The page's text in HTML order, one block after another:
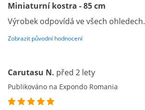
Miniaturní kostra - 85 cm
Výrobek odpovídá ve všech ohledech.
Zobrazit původní hodnocení
Carutasu N. před 2 lety
Publikováno na Expondo Romania